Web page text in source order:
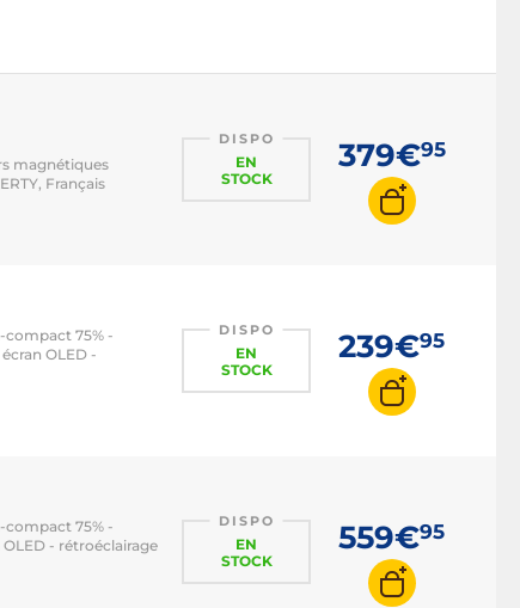
magnétiques
Français
DISPO
EN
STOCK
379€95
compact 75% -
OLED -
DISPO
EN
STOCK
239€95
compact 75% -
- rétroéclairage
DISPO
EN
STOCK
559€95